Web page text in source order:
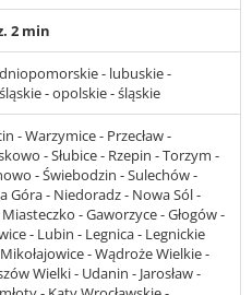
2 min
- lubuskie -
- opolskie - śląskie
- Warzymice - Przecław -
- Słubice - Rzepin - Torzym -
- Świebodzin - Sulechów -
Góra - Niedoradz - Nowa Sól -
- Gaworzyce - Głogów -
- Lubin - Legnica - Legnickie
- Wądroże Wielkie -
Wielki - Udanin - Jarosław -